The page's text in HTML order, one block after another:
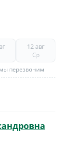
12 авг
Ср
перезвоним